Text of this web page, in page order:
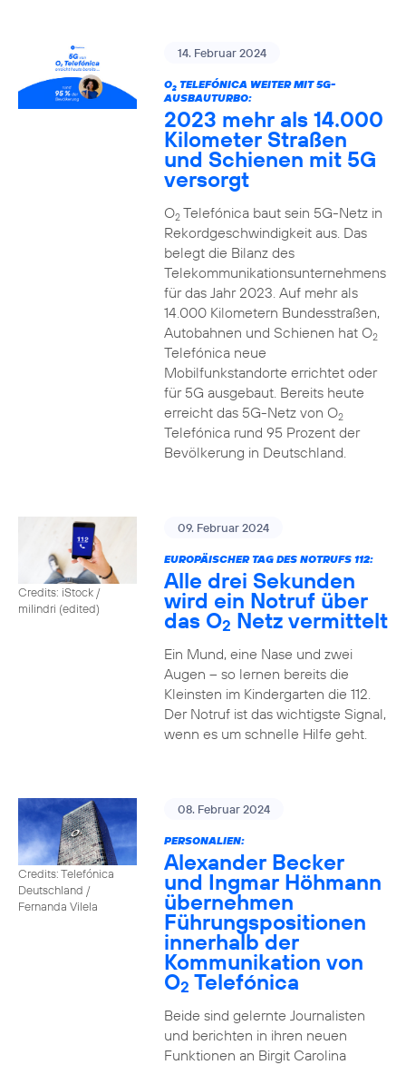
14. Februar 2024
O2TELEFÓNICA WEITER MIT 5G-
AUSBAUTURBO:
2023 mehr als 14.000
Kilometer Straßen
und Schienen mit 5G
versorgt
O2Telefónica baut sein 5G-Netz in
Rekordgeschwindigkeit aus. Das
belegt die Bilanz des
Telekommunikationsunternehmens
für das Jahr 2023. Auf mehr als
14.000 Kilometern Bundesstraßen,
Autobahnen und Schienen hat O2
Telefónica neue
Mobilfunkstandorte errichtet oder
für 5G ausgebaut. Bereits heute
erreicht das 5G-Netz von O2
Telefónica rund 95 Prozent der
Bevölkerung in Deutschland.
Credits: iStock /
milindri (edited)
09. Februar 2024
EUROPÄISCHER TAG DES NOTRUFS 112:
Alle drei Sekunden
wird ein Notruf über
das O2 Netz vermittelt
Ein Mund, eine Nase und zwei
Augen – so lernen bereits die
Kleinsten im Kindergarten die 112.
Der Notruf ist das wichtigste Signal,
wenn es um schnelle Hilfe geht.
Credits: Telefónica
Deutschland /
Fernanda Vilela
08. Februar 2024
PERSONALIEN:
Alexander Becker
und Ingmar Höhmann
übernehmen
Führungspositionen
innerhalb der
Kommunikation von
O2 Telefónica
Beide sind gelernte Journalisten
und berichten in ihren neuen
Funktionen an Birgit Carolina